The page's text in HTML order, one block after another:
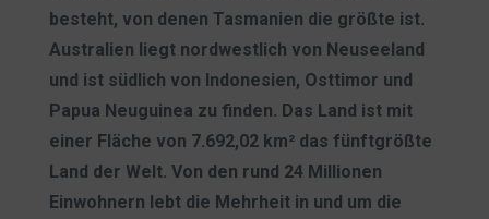
besteht, von denen Tasmanien die größte ist.
Australien liegt nordwestlich von Neuseeland
und ist südlich von Indonesien, Osttimor und
Papua Neuguinea zu finden. Das Land ist mit
einer Fläche von 7.692,02 km² das fünftgrößte
Land der Welt. Von den rund 24 Millionen
Einwohnern lebt die Mehrheit in und um die